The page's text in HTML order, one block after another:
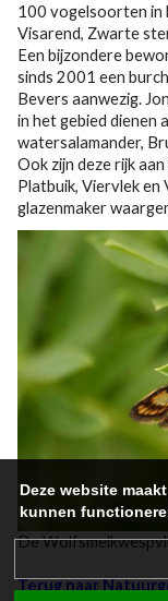
100 vogelsoorten in
Visarend, Zwarte
Een bijzondere
sinds 2001 een
Bevers aanwezig.
in het gebied dienen
watersalamander,
Ook zijn deze rijk
Platbuik, Viervlek en
glazenmaker
De
Terug naar
Deze website
kunnen